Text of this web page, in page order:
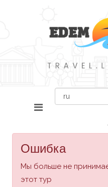
Ошибка
Мы больше не
этот тур